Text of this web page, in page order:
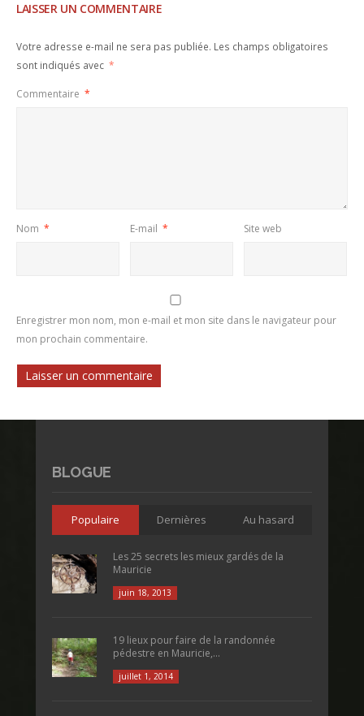
LAISSER UN COMMENTAIRE
Votre adresse e-mail ne sera pas publiée. Les champs obligatoires
sont indiqués avec *
Commentaire *
Nom * E-mail * Site web
Enregistrer mon nom, mon e-mail et mon site dans le navigateur pour
mon prochain commentaire.
BLOGUE
Populaire Dernières Au hasard
Les 25 secrets les mieux gardés de la
Mauricie
juin 18, 2013
19 lieux pour faire de la randonnée
pédestre en Mauricie,...
juillet 1, 2014